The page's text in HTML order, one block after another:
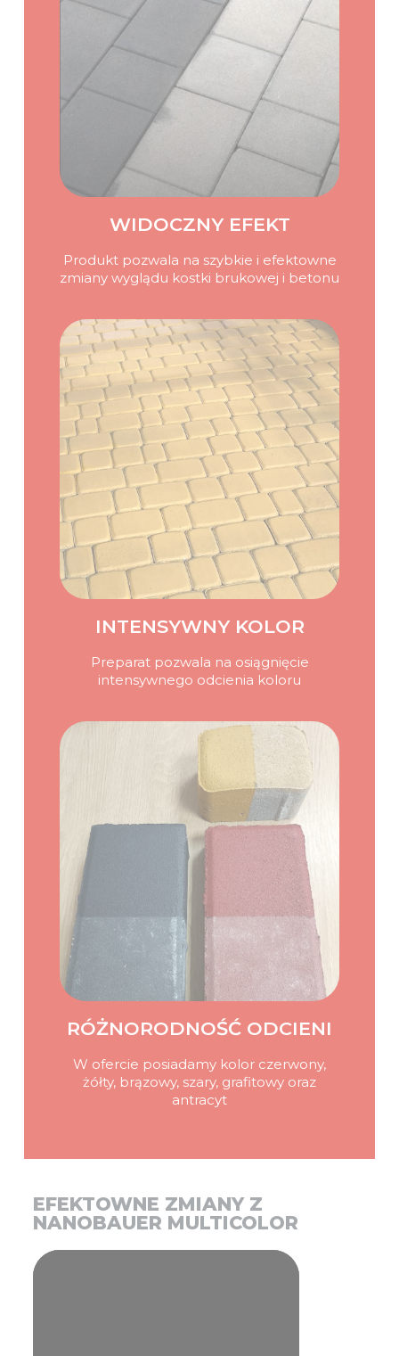
WIDOCZNY EFEKT
Produkt pozwala na szybkie i efektowne
zmiany wyglądu kostki brukowej i betonu
INTENSYWNY KOLOR
Preparat pozwala na osiągnięcie
intensywnego odcienia koloru
RÓŻNORODNOŚĆ ODCIENI
W ofercie posiadamy kolor czerwony,
żółty, brązowy, szary, grafitowy oraz
antracyt
EFEKTOWNE ZMIANY Z
NANOBAUER MULTICOLOR